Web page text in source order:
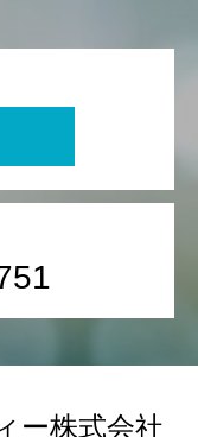
ー株式会社